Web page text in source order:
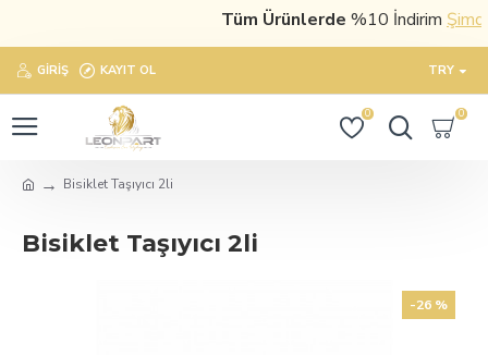
Tüm Ürünlerde%10 İndirimŞimdi
GIRIŞ KAYIT OL TRY
0 0
Bisiklet Taşıyıcı 2li
Bisiklet Taşıyıcı 2li
-26 %